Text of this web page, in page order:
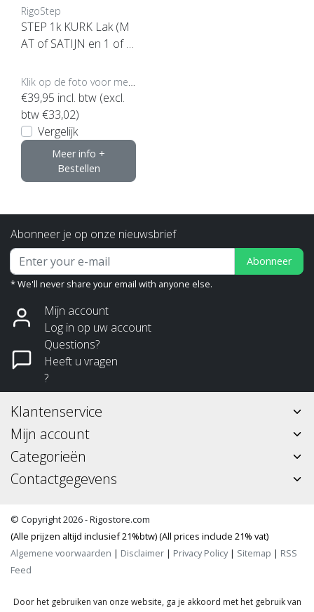
RigoStep
STEP 1k KURK Lak (M
AT of SATIJN en 1 of 4
€39,95 incl. btw (excl.
btw €33,02)
Vergelijk
Meer info +
Bestellen
Abonneer je op onze nieuwsbrief
Abonneer
* We'll never share your email with anyone else.
Mijn account
Log in op uw account
Questions?
Heeft u vragen
?
Klantenservice
Mijn account
Categorieën
Contactgegevens
© Copyright 2026 - Rigostore.com
(Alle prijzen altijd inclusief 21%btw) (All prices include 21% vat)
Algemene voorwaarden | Disclaimer | Privacy Policy| Sitemap | RSS
Feed
Door het gebruiken van onze website, ga je akkoord met het gebruik van